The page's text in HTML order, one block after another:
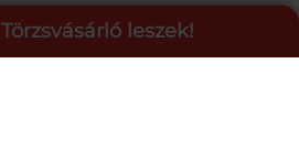
Törzsvásárló leszek!